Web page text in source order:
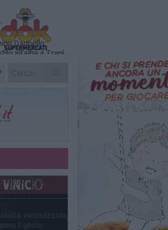
Dagnello:
all'alba a Trani
col
mattina
Nasce il servizio
nella
vandalizzata,
il gesto